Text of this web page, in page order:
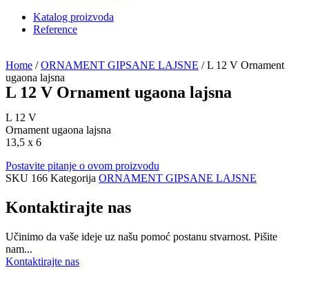
Katalog proizvoda
Reference
Home /ORNAMENT GIPSANE LAJSNE / L 12 V Ornament
ugaona lajsna
L 12 V Ornament ugaona lajsna
L 12 V
Ornament ugaona lajsna
13,5 x 6
Postavite pitanje o ovom proizvodu
SKU 166 Kategorija ORNAMENT GIPSANE LAJSNE
Kontaktirajte nas
Učinimo da vaše ideje uz našu pomoć postanu stvarnost. Pišite
nam...
Kontaktirajte nas